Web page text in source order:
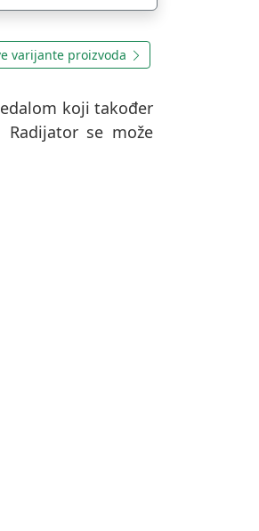
varijante proizvoda
koji također
se može